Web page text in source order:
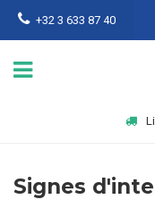
+32 3 633 87 40
Signes